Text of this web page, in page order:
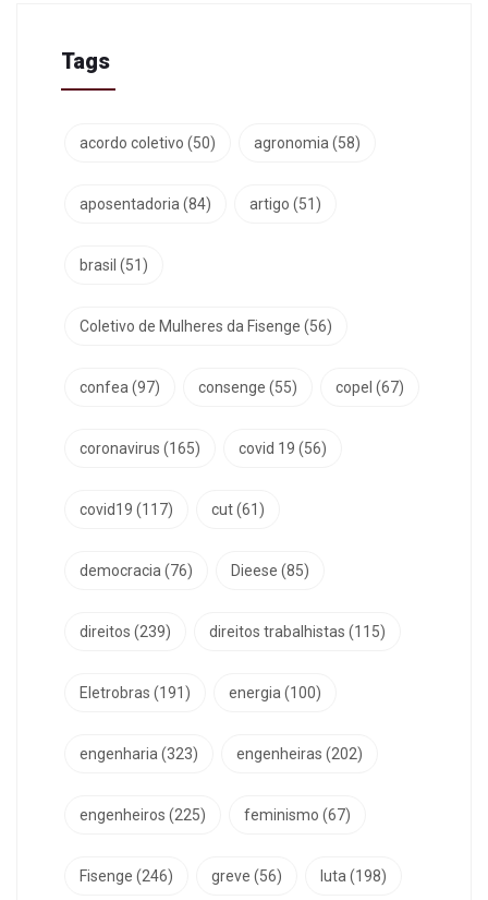
Tags
acordo coletivo (50) agronomia (58)
aposentadoria (84) artigo (51)
brasil (51)
Coletivo de Mulheres da Fisenge (56)
confea (97) consenge (55) copel (67)
coronavirus (165) covid 19 (56)
covid19 (117) cut(61)
democracia (76) Dieese (85)
direitos (239) direitos trabalhistas (115)
Eletrobras (191) energia (100)
engenharia (323) engenheiras (202)
engenheiros (225) feminismo (67)
Fisenge (246) greve (56) luta (198)